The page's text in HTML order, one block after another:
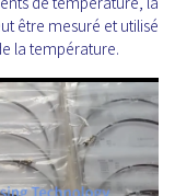
être mesuré et utilisé
la température.